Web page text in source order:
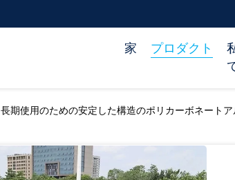
家 プロダクト
長期使用のための安定した構造のポリカーボネート